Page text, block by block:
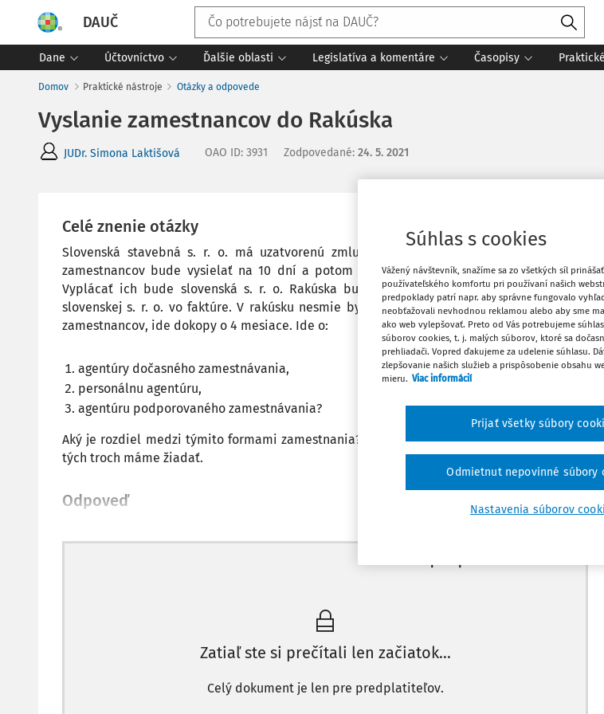
DAUČ
Dane Účtovníctvo Ďalšie oblasti Legislatíva a komentáre Časopisy
Domov Praktické nástroje Otázky a odpovede
Vyslanie zamestnancov do Rakúska
JUDr. Simona Laktišová OAO ID: 3931 Zodpovedané: 24. 5. 2021
Celé znenie otázky
Slovenská stavebná s. r. o. má uzatvorenú zmluvu s inou firmou v rakúsku a svojich
zamestnancov bude vysielať na 10 dní a potom 5 dní doma a zas 10 dní do Rakúska.
Vyplácať ich bude slovenská s. r. o. Rakúska bude vyplácať za každého zamestnanca
slovenskej s. r. o. vo faktúre. V rakúsku nesmie byť subdodávka, ale si požičia na prácu
zamestnancov, ide dokopy o 4 mesiace. Ide o:
agentúry dočasného zamestnávania,
personálnu agentúru,
agentúru podporovaného zamestnávania?
Aký je rozdiel medzi týmito formami zamestnania? Nevieme si poradiť, o ktorú licenciu z
tých troch máme žiadať.
Odpoveď
Zatiaľ ste si prečítali len začiatok...
Celý dokument je len pre predplatiteľov.
Súhlas s cookies
Vážený návštevník, snažíme sa zo všetkých síl
používateľského komfortu pri používaní našich
predpoklady patrí napr. aby správne fungovalo
neobťažovali nevhodnou reklamou alebo aby sme
ako web vylepšovať. Preto od Vás potrebujeme
súborov cookies, t. j. malých súborov, ktoré sa
prehliadači. Vopred ďakujeme za udelenie súhlasu.
zlepšovanie našich služieb a prispôsobenie obsahu
mieru. Viac informácií
Nastavenia súborov
Odmietnut nepovinné súbory
Prijať všetky súbory